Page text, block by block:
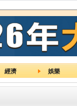
經濟 娛樂